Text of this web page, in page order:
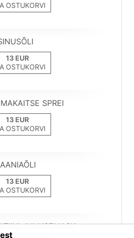
OSTUKORVI
OSTUKORVI
SPREI
OSTUKORVI
OSTUKORVI
JUUKSEMASK